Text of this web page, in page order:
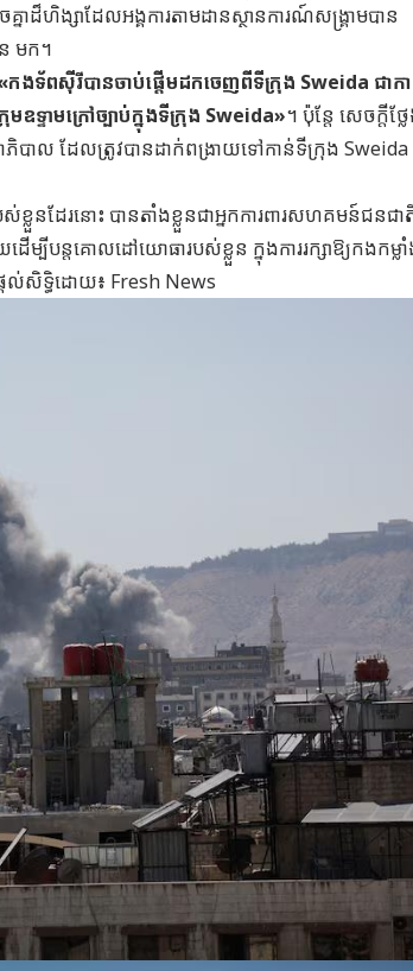
នាដ៏ហិង្សាដែលអង្គការតាមដានស្ថានការណ៍សង្រ្គាមបាន
មក។
កងទ័ពស៊ីរីបានចាប់ផ្ដើមដកចេញពីទីក្រុង Sweida ជាកា
ទ្ទាមក្រៅច្បាប់ក្នុងទីក្រុង Sweida»។ ប៉ុន្តែ សេចក្ដីថ្ល
បាល ដែលត្រូវបានដាក់ពង្រាយទៅកាន់ទីក្រុង
នដែរនោះ បានតាំងខ្លួនជាអ្នកការពារសហគមន៍ជនជា
ម្បីបន្តគោលដៅយោធារបស់ខ្លួន ក្នុងការរក្សាឱ្យកងកម្ល
ដល់សិទ្ធិដោយ៖ Fresh News